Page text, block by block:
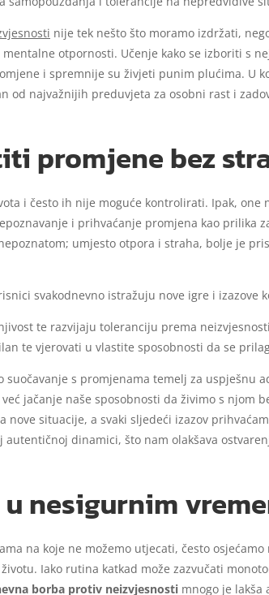
nije tek nešto što moramo izdržati,
otpornosti. Učenje kako se izboriti s
i spremnije su živjeti punim plućima. U
od najvažnijih preduvjeta za osobni rast i
promjene bez
i često ih nije moguće kontrolirati. Ipak,
i prihvaćanje promjena kao prilika
umjesto otpora i straha, bolje je
svakodnevno istražuju nove igre i izazove
te razvijaju toleranciju prema
te vjerovati u vlastite sposobnosti da se
suočavanje s promjenama temelj za uspješnu
jačanje naše sposobnosti da živimo s njom
nove situacije, a svaki sljedeći izazov
dinamici, što nam olakšava
nesigurnim
na koje ne možemo utjecati, često
Iako rutina katkad može zazvučati
borba protiv neizvjesnosti mnogo je lakša